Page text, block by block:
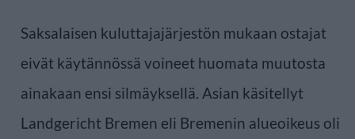
Saksalaisen kuluttajajärjestön mukaan ostajat
eivät käytännössä voineet huomata muutosta
ainakaan ensi silmäyksellä. Asian käsitellyt
Landgericht Bremen eli Bremenin alueoikeus oli